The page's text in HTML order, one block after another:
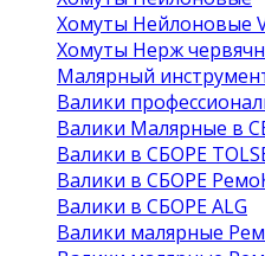
Хомуты Нейлоновые
Хомуты Нерж
Малярный
Валики
Валики Малярные в
Валики в СБОРЕ
Валики в СБОРЕ
Валики в СБОРЕ ALG
Валики малярные